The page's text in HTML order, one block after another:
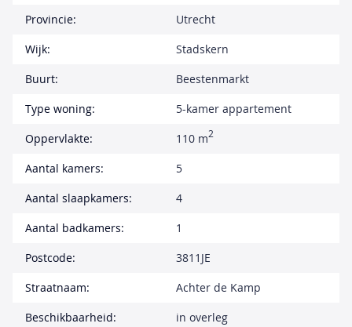
Provincie:
Utrecht
Wijk:
Stadskern
Buurt:
Beestenmarkt
Type woning:
5-kamer appartement
Oppervlakte:
110 m2
Aantal kamers:
5
Aantal slaapkamers:
4
Aantal badkamers:
1
Postcode:
3811JE
Straatnaam:
Achter de Kamp
Beschikbaarheid:
in overleg